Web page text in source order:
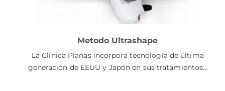
Metodo Ultrashape
La Clínica Planas incorpora tecnología de última
generación de EEUU y Japón en sus tratamientos…